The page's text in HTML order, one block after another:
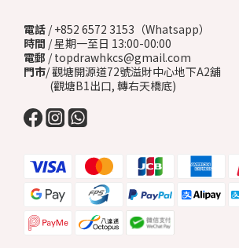
電話 / +852 6572 3153（Whatsapp）
時間 / 星期一至日 13:00-00:00
電郵 / topdrawhkcs@gmail.com
門市/ 觀塘開源道72號溢財中心地下A2舖
(觀塘B1出口, 轉右天橋底)